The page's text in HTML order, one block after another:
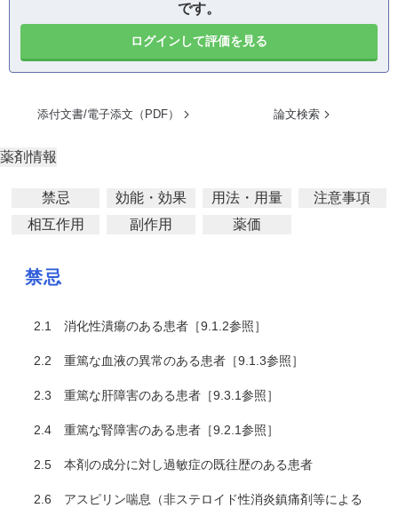
です。
ログインして評価を見る
添付文書/電子添文（PDF） 論文検索
薬剤情報
禁忌 効能・効果 用法・用量
注意事項
相互作用
副作用 薬価
禁忌
2.1 消化性潰瘍のある患者［9.1.2参照］
2.2 重篤な血液の異常のある患者［9.1.3参照］
2.3 重篤な肝障害のある患者［9.3.1参照］
2.4 重篤な腎障害のある患者［9.2.1参照］
2.5 本剤の成分に対し過敏症の既往歴のある患者
2.6 アスピリン喘息（非ステロイド性消炎鎮痛剤等による